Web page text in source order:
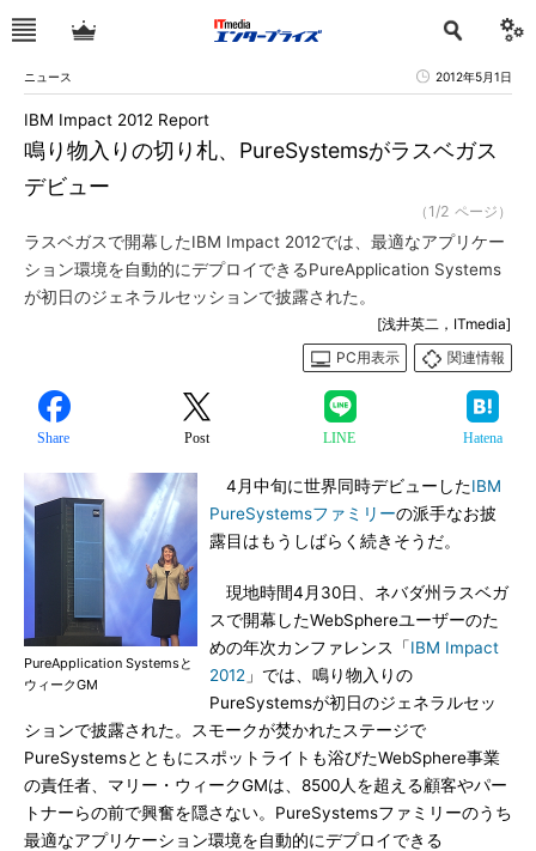
ニュース 2012年5月1日
鳴り物入りの切り札、PureSystemsがラスベガス
デビュー
IBM Impact 2012 Report
（1/2 ページ）
ラスベガスで開幕したIBM Impact 2012では、最適なアプリケー
ション環境を自動的にデプロイできるPureApplication Systems
が初日のジェネラルセッションで披露された。
[浅井英二，ITmedia]
PC用表示
関連情報
Share Post LINE Hatena
PureApplication Systemsと
ウィークGM
4月中旬に世界同時デビューしたIBM
PureSystemsファミリーの派手なお披
露目はもうしばらく続きそうだ。
現地時間4月30日、ネバダ州ラスベガ
スで開幕したWebSphereユーザーのた
めの年次カンファレンス「IBM Impact
2012 」では、鳴り物入りの
PureSystemsが初日のジェネラルセッ
ションで披露された。スモークが焚かれたステージで
PureSystemsとともにスポットライトも浴びたWebSphere事業
の責任者、マリー・ウィークGMは、8500人を超える顧客やパー
トナーらの前で興奮を隠さない。PureSystemsファミリーのうち
最適なアプリケーション環境を自動的にデプロイできる